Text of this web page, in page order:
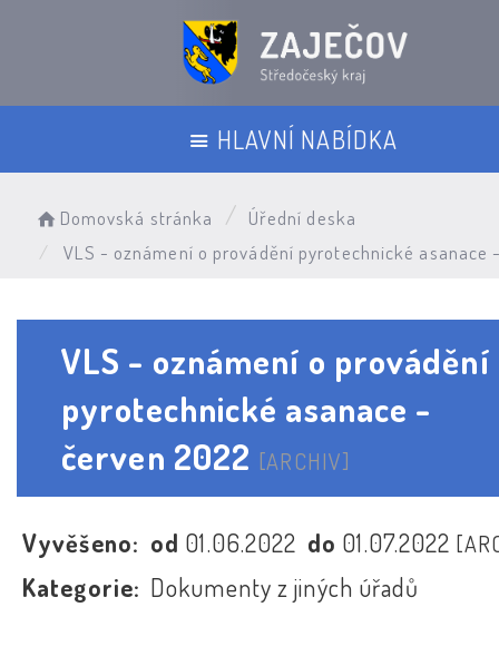
HLAVNÍ NABÍDKA
Domovská stránka
Úřední deska
VLS - oznámení o provádění pyrotechnické asanace
VLS - oznámení o provádění
pyrotechnické asanace -
červen 2022 [ARCHIV]
Vyvěšeno: od 01.06.2022 do 01.07.2022
Kategorie: Dokumenty z jiných úřadů